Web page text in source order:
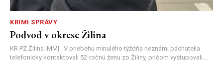
KRIMI SPRÁVY
Podvod v okrese Žilina
KR PZ Žilina |MM| V priebehu minulého týždňa neznámi páchatelia
telefonicky kontaktovali 52-ročnú ženu zo Žiliny, pričom vystupovali...